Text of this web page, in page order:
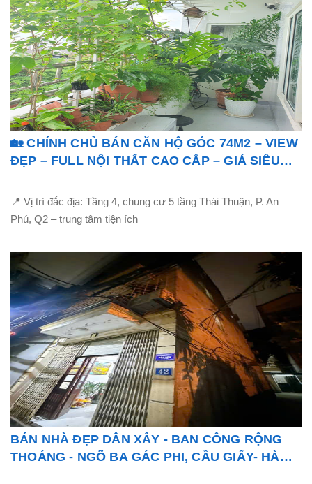
🏡 CHÍNH CHỦ BÁN CĂN HỘ GÓC 74M2 – VIEW
ĐẸP – FULL NỘI THẤT CAO CẤP – GIÁ SIÊU
📍 Vị trí đắc địa: Tầng 4, chung cư 5 tầng Thái Thuận, P. An
Phú, Q2 – trung tâm tiện ích
BÁN NHÀ ĐẸP DÂN XÂY - BAN CÔNG RỘNG
THOÁNG - NGÕ BA GÁC PHI, CẦU GIẤY- HÀ